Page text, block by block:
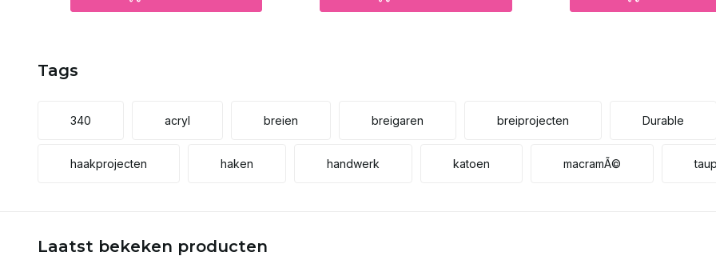
Tags
340 acryl breien breigaren breiprojecten Durable
haakprojecten haken handwerk katoen macramÃ©
Laatst bekeken producten